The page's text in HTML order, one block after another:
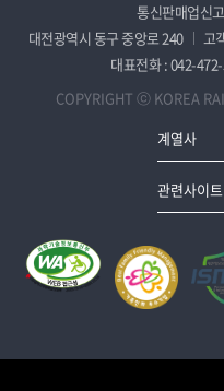
통신판매업신
대전광역시 동구 중앙로 240
고
대표전화 : 042-
COPYRIGHT ⓒ KOREA
계열사
관련사이트